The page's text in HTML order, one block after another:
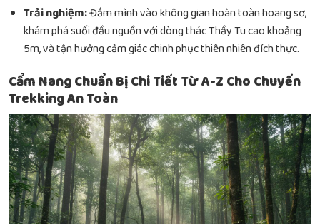
Trải nghiệm:Đắm mình vào không gian hoàn toàn hoang sơ,
khám phá suối đầu nguồn với dòng thác Thầy Tu cao khoảng
5m, và tận hưởng cảm giác chinh phục thiên nhiên đích thực.
Cẩm Nang Chuẩn Bị Chi Tiết Từ A-Z Cho Chuyến
Trekking An Toàn